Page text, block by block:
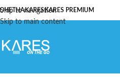
Skip to navigation
Skip to main content
KARESKARES PREMIUM